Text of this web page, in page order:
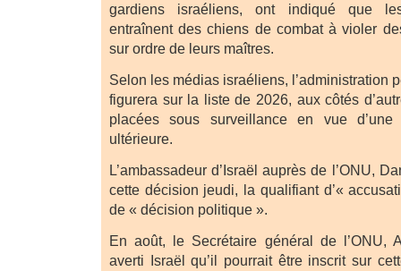
gardiens israéliens, ont indiqué que
entraînent des chiens de combat à violer
sur ordre de leurs maîtres.
Selon les médias israéliens, l’administration
figurera sur la liste de 2026, aux côtés
placées sous surveillance en vue d’une
ultérieure.
L’ambassadeur d’Israël auprès de l’ONU,
cette décision jeudi, la qualifiant d’«
de « décision politique ».
En août, le Secrétaire général de l’ONU,
averti Israël qu’il pourrait être inscrit sur